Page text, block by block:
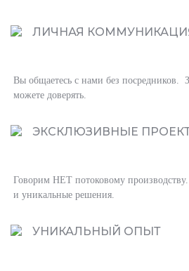
ЛИЧНАЯ
Вы общаетесь с нами без посредников.
можете доверять.
ЭКСКЛЮЗИВНЫЕ
Говорим НЕТ потоковому
и уникальные решения.
УНИКАЛЬНЫЙ ОПЫТ